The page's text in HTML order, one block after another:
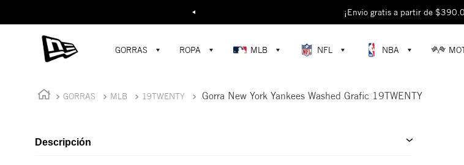
Buscar... ¡Envío gratis a partir de
GORRAS ROPA MLB NFL NBA
GORRAS MLB 19TWENTY Gorra New York Yankees Washed Grafic 19TWENTY
Descripción